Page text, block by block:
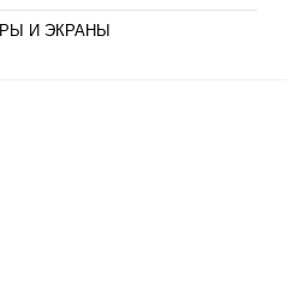
И ЭКРАНЫ